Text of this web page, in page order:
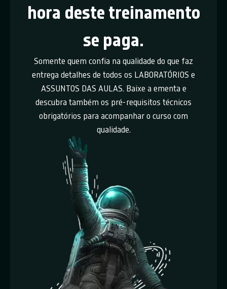
hora deste treinamento
se paga.
Somente quem confia na qualidade do que faz
entrega detalhes de todos os LABORATÓRIOS e
ASSUNTOS DAS AULAS. Baixe a ementa e
descubra também os pré-requisitos técnicos
obrigatórios para acompanhar o curso com
qualidade.